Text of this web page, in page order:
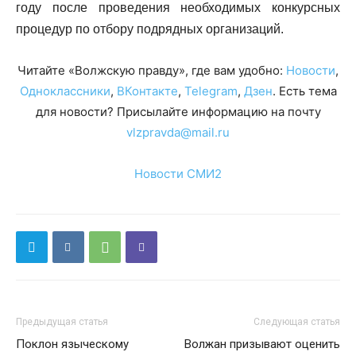
году после проведения необходимых конкурсных
процедур по отбору подрядных организаций.
Читайте «Волжскую правду», где вам удобно: Новости,
Одноклассники, ВКонтакте, Telegram, Дзен. Есть тема
для новости? Присылайте информацию на почту
vlzpravda@mail.ru
Новости СМИ2
Предыдущая статья
Поклон языческому
Следующая статья
Волжан призывают оценить